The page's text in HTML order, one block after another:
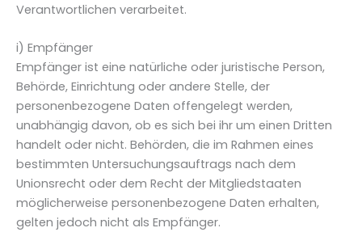
Verantwortlichen verarbeitet.
i) Empfänger
Empfänger ist eine natürliche oder juristische Person,
Behörde, Einrichtung oder andere Stelle, der
personenbezogene Daten offengelegt werden,
unabhängig davon, ob es sich bei ihr um einen Dritten
handelt oder nicht. Behörden, die im Rahmen eines
bestimmten Untersuchungsauftrags nach dem
Unionsrecht oder dem Recht der Mitgliedstaaten
möglicherweise personenbezogene Daten erhalten,
gelten jedoch nicht als Empfänger.